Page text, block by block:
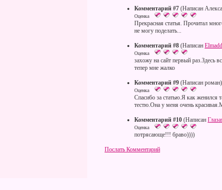
Комментарий #7 (Написан
Оценка
Прекрасная статья. Прочитал
не могу поделать...
Комментарий #8 (Написан
Оценка
захожу на сайт первый раз.Здесь
тепер мне жалко
Комментарий #9 (Написан роман)
Оценка
Спасибо за статью.Я как женился
тестю.Она у меня очень
Комментарий #10 (Написан
Оценка
потрясающе!!! браво))))
Послать Комментарий